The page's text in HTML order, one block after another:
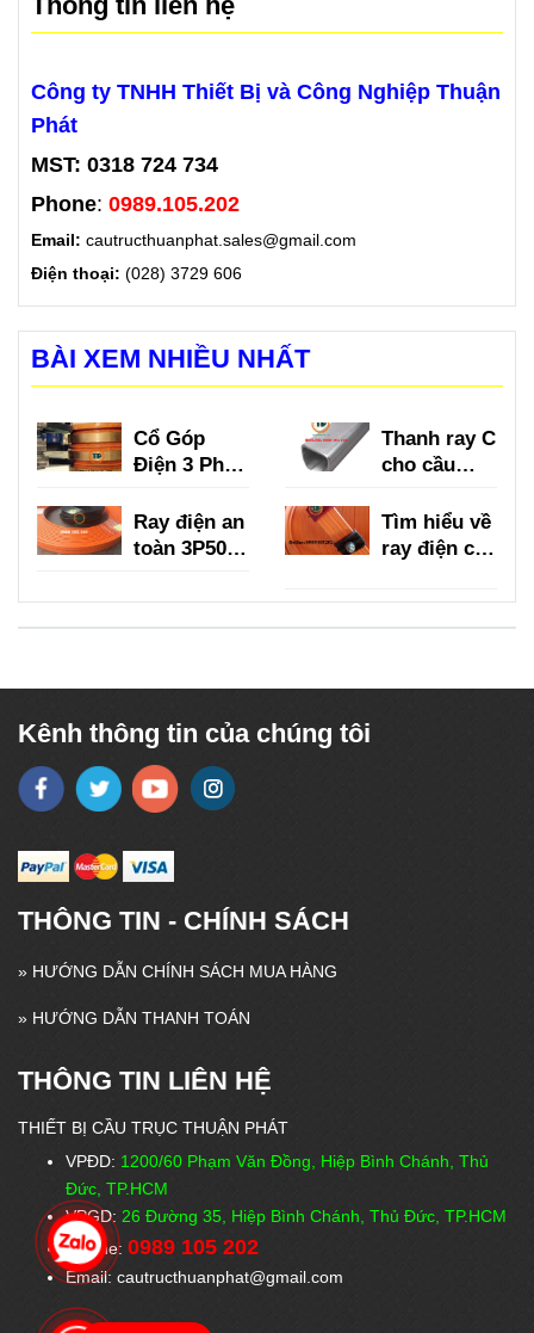
Công ty TNHH Thiết Bị và Công Nghiệp Thuận
Phát
MST: 0318 724 734
Phone: 0989.105.202
Email: cautructhuanphat.sales@gmail.com
Điện thoại: (028) 3729 606
BÀI XEM NHIỀU NHẤT
Cổ Góp
Điện 3 Pha
Thanh ray C
cho cầu
Ray điện an
toàn 3P50A,
3P100A,
3P150A
Tìm hiểu về
ray điện cầu
150A
Kênh thông tin của chúng tôi
THÔNG TIN - CHÍNH SÁCH
» HƯỚNG DẪN CHÍNH SÁCH MUA HÀNG
» HƯỚNG DẪN THANH TOÁN
THÔNG TIN LIÊN HỆ
THIẾT BỊ CẦU TRỤC THUẬN PHÁT
VPĐD: 1200/60 Phạm Văn Đồng, Hiệp Bình Chánh, Thủ
Đức, TP.HCM
VPGD: 26 Đường 35, Hiệp Bình Chánh, Thủ Đức, TP.HCM
Hotline: 0989 105 202
Email: cautructhuanphat@gmail.com